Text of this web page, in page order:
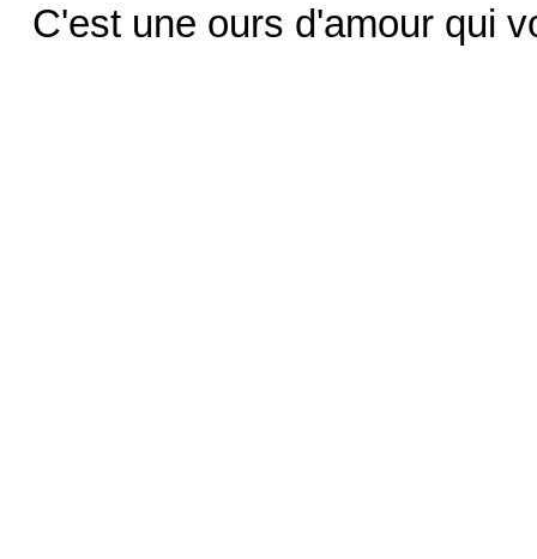
C'est une ours d'amour qui